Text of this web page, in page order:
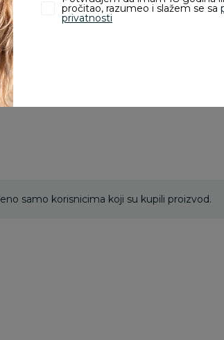
Za porudžbine
porudžbine
samo korisnicima koji su kupili proizvod.
pročitao, razumeo i slažem se sa
privatnosti